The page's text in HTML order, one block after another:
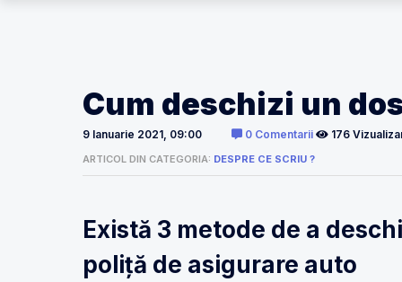
Cum deschizi un
9 Ianuarie 2021, 09:00 0 Comentarii 176
ARTICOL DIN CATEGORIA: DESPRE CE SCRIU ?
Există 3 metode de a
poliță de asigurare auto